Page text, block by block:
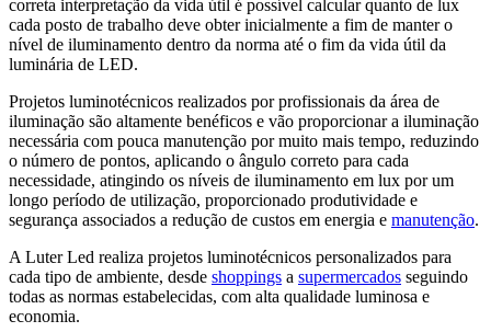
correta interpretação da vida útil é possível calcular quanto de lux
cada posto de trabalho deve obter inicialmente a fim de manter o
nível de iluminamento dentro da norma até o fim da vida útil da
luminária de LED.
Projetos luminotécnicos realizados por profissionais da área de
iluminação são altamente benéficos e vão proporcionar a iluminação
necessária com pouca manutenção por muito mais tempo, reduzindo
o número de pontos, aplicando o ângulo correto para cada
necessidade, atingindo os níveis de iluminamento em lux por um
longo período de utilização, proporcionado produtividade e
segurança associados a redução de custos em energia e manutenção.
A Luter Led realiza projetos luminotécnicos personalizados para
cada tipo de ambiente, desde shoppings a supermercados seguindo
todas as normas estabelecidas, com alta qualidade luminosa e
economia.